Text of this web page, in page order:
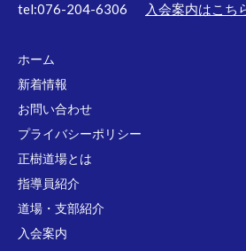
tel:076-204-6306
入会案内はこち
ホーム
新着情報
お問い合わせ
プライバシーポリシー
正樹道場とは
指導員紹介
道場・支部紹介
入会案内